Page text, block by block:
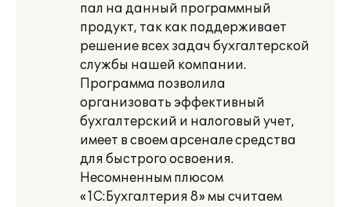
пал на данный программный
продукт, так как поддерживает
решение всех задач бухгалтерской
службы нашей компании.
Программа позволила
организовать эффективный
бухгалтерский и налоговый учет,
имеет в своем арсенале средства
для быстрого освоения.
Несомненным плюсом
«1С:Бухгалтерия 8» мы считаем